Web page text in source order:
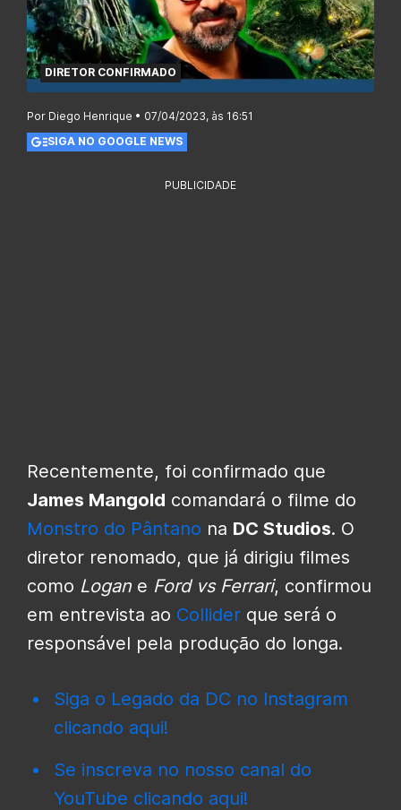
DIRETOR CONFIRMADO
Por Diego Henrique • 07/04/2023, às 16:51
SIGA NO GOOGLE NEWS
PUBLICIDADE
Recentemente, foi confirmado que
James Mangold comandará o filme do
Monstro do Pântano na DC Studios. O
diretor renomado, que já dirigiu filmes
como Logan e Ford vs Ferrari, confirmou
em entrevista ao Collider que será o
responsável pela produção do longa.
Siga o Legado da DC no Instagram
clicando aqui!
Se inscreva no nosso canal do
YouTube clicando aqui!